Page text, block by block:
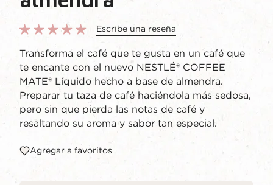
Escribe una reseña
Transforma el café que te gusta en un café que
te encante con el nuevo NESTLÉ® COFFEE
MATE® Líquido hecho a base de almendra.
Preparar tu taza de café haciéndola más sedosa,
pero sin que pierda las notas de café y
resaltando su aroma y sabor tan especial.
Agregar a favoritos